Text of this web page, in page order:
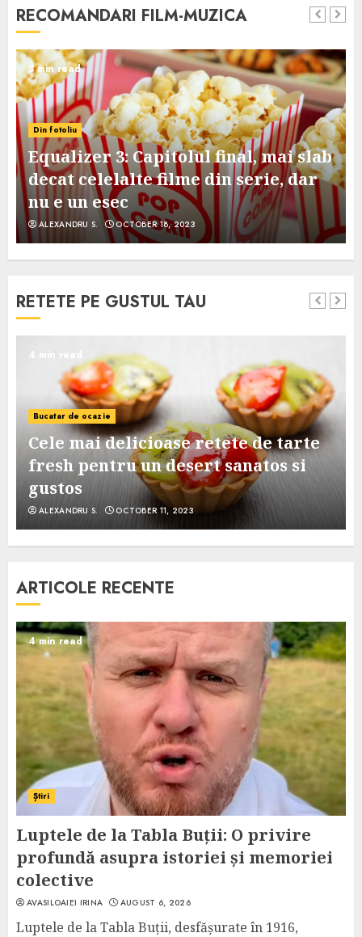
RECOMANDARI FILM-MUZICA
3 min read
Din fotoliu
Equalizer 3: Capitolul final, mai slab
decat celelalte filme din serie, dar
nu e un esec
ALEXANDRU S. OCTOBER 18, 2023
RETETE PE GUSTUL TAU
4 min read
Bucatar de ocazie
Cele mai delicioase retete de tarte
fresh pentru un desert sanatos si
gustos
ALEXANDRU S. OCTOBER 11, 2023
ARTICOLE RECENTE
4 min read
Știri
Luptele de la Tabla Buții: O privire
profundă asupra istoriei și memoriei
colective
AVASILOAIEI IRINA AUGUST 6, 2026
Luptele de la Tabla Buții, desfășurate în 1916,